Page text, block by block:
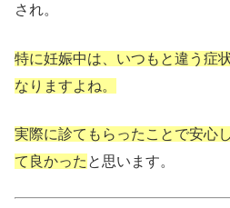
され。
特に妊娠中は、いつもと違う症
なりますよね。
実際に診てもらったことで安心
て良かった と思います。